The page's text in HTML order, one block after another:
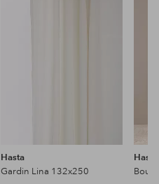
Hasta
Gardin Lina 132x250
Hasta